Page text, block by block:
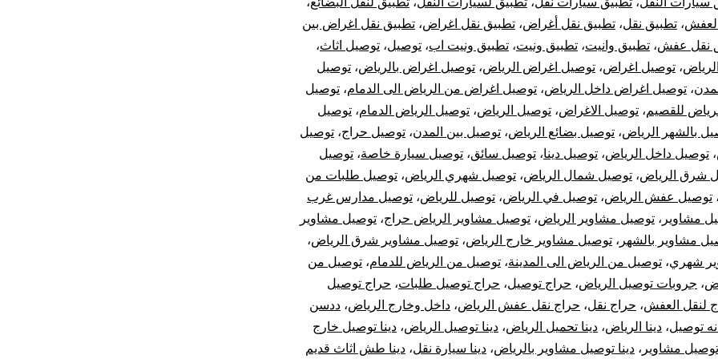
، تطبيق نقل، تطبيق نقل أغراض، تطبيق نقل اغراض، تطبيق نقل اغراض بين
نقل عفش، تطبيق وانيت، تطبيق ونيت، تطبيق ونيت اب، توصيل، توصيل اثاث،
، توصيل اغراض، توصيل اغراض الرياض، توصيل اغراض بالرياض، توصيل
، توصيل اغراض داخل الرياض، توصيل اغراض من الرياض الى الدمام، توصيل
للقصيم، توصيل الاغراض، توصيل الرياض، توصيل الرياض الدمام، توصيل
بالشهر الرياض، توصيل بضائع الرياض، توصيل بين المدن، توصيل حراج، توصيل
، توصيل داخل الرياض، توصيل دينا، توصيل سائق، توصيل سيارة خاصة، توصيل
شرق الرياض، توصيل شمال الرياض، توصيل شهري الرياض، توصيل طلبات من
، توصيل عفش الرياض، توصيل في الرياض، توصيل للرياض، توصيل مدارس غرب
مشاوير ، توصيل مشاوير الرياض، توصيل مشاوير الرياض حراج، توصيل مشاوير
مشاوير بالشهر ، توصيل مشاوير خارج الرياض، توصيل مشاوير شرق الرياض،
شهري، توصيل من الرياض الى المدينة، توصيل من الرياض للدمام، توصيل من
، جروبات توصيل الرياض، حراج توصيل، حراج توصيل طلبات، حراج توصيل
لنقل العفش، حراج نقل، حراج نقل عفش الرياض، داخل وخارج الرياض، ددسن
توصيل، دينا الرياض، دينا تحميل الرياض، دينا توصيل الرياض، دينا توصيل خارج
توصيل مشاوير ، دينا توصيل مشاوير بالرياض، دينا سيارة نقل، دينا طش اثاث قديم